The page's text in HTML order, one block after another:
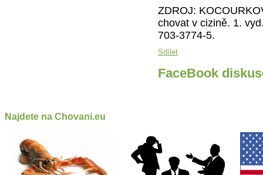
ZDROJ:
chovat v cizině. 1.
703-3774-5.
Sdílet
FaceBook
Najdete na Chovani.eu